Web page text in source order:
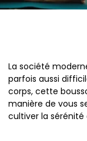
La société
parfois aussi
corps, cette
manière de vous
cultiver la